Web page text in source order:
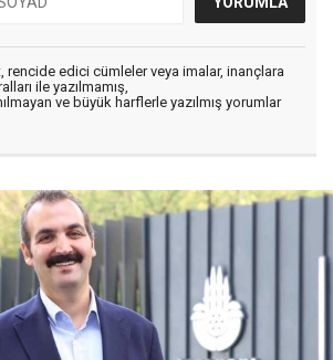
rencide edici cümleler veya imalar, inançlara
ile yazılmamış,
ve büyük harflerle yazılmış yorumlar